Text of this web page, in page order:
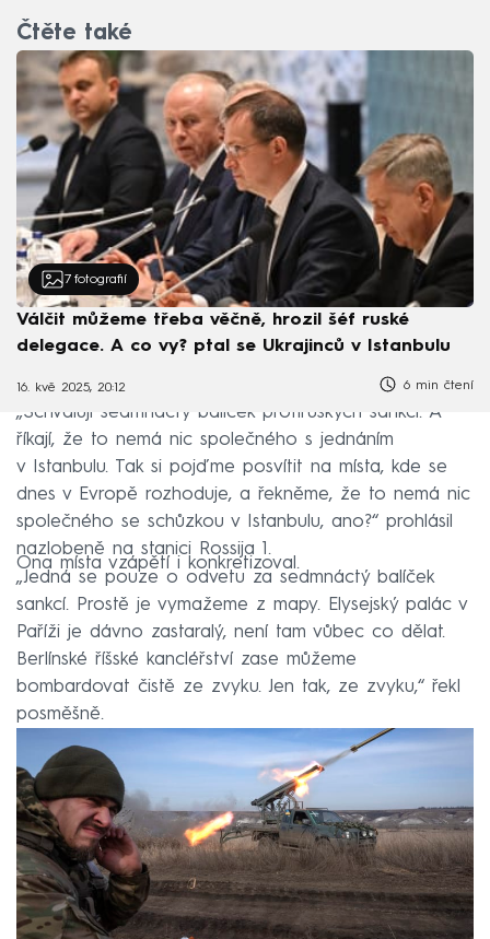
Čtěte také
7 fotografií
Válčit můžeme třeba věčně, hrozil šéf ruské
delegace. A co vy? ptal se Ukrajinců v Istanbulu
16. kvě 2025, 20:12 6 min čtení
„Schvalují sedmnáctý balíček protiruských sankcí. A
říkají, že to nemá nic společného s jednáním
v Istanbulu. Tak si pojďme posvítit na místa, kde se
dnes v Evropě rozhoduje, a řekněme, že to nemá nic
společného se schůzkou v Istanbulu, ano?“ prohlásil
nazlobeně na stanici Rossija 1.
Ona místa vzápětí i konkretizoval.
„Jedná se pouze o odvetu za sedmnáctý balíček
sankcí. Prostě je vymažeme z mapy. Elysejský palác v
Paříži je dávno zastaralý, není tam vůbec co dělat.
Berlínské říšské kancléřství zase můžeme
bombardovat čistě ze zvyku. Jen tak, ze zvyku,“ řekl
posměšně.